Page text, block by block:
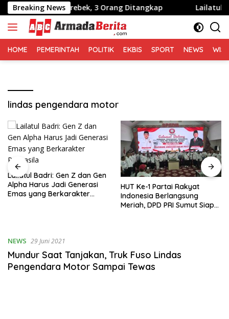
Langsung
ke
konten
Breaking News
Digerebek, 3 Orang Ditangkap Lailatul Badri:
HOME PEMERINTAH POLITIK EKBIS SPORT NEWS
lindas pengendara motor
Lailatul Badri: Gen Z dan Gen
Alpha Harus Jadi Generasi
Emas yang Berkarakter
HUT Ke-1 Partai Rakyat
Indonesia Berlangsung
Meriah, DPD PRI Sumut Siap
NEWS 29 Juni 2021
Mundur Saat Tanjakan, Truk Fuso Lindas
Pengendara Motor Sampai Tewas